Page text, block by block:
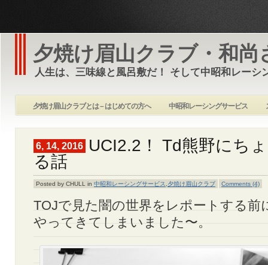
夕焼け眉山クラブ・和尚
人生は、三味線と風呂敷だ！ そして中昭和レーシ
夕焼け眉山クラブとは – はじめての方へ 中昭和レーシングサービス
6, 14, 2016
UCI2.2！ Td熊野にち
る話
Posted by CHULL in 中昭和レーシングサービス,夕焼け眉山クラブ Comments (4)
TOJで見た闇の世界をレポートする前
やってきてしまいました〜。